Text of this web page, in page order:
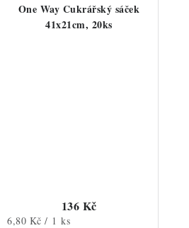
One Way Cukrářský sáček
41x21cm, 20ks
136 Kč
Měrná
6,80 Kč / 1 ks